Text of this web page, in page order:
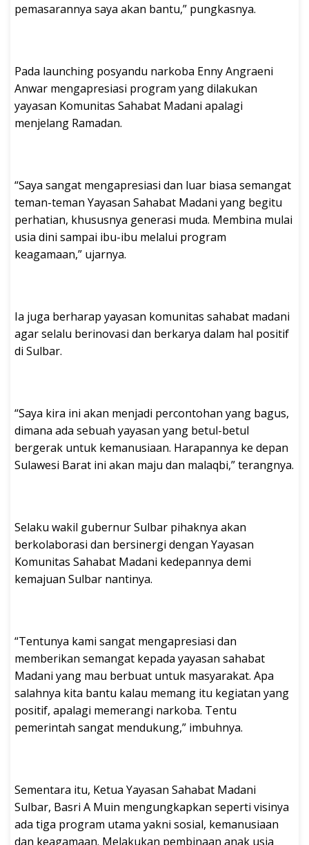
pemasarannya saya akan bantu,” pungkasnya.
Pada launching posyandu narkoba Enny Angraeni
Anwar mengapresiasi program yang dilakukan
yayasan Komunitas Sahabat Madani apalagi
menjelang Ramadan.
“Saya sangat mengapresiasi dan luar biasa semangat
teman-teman Yayasan Sahabat Madani yang begitu
perhatian, khususnya generasi muda. Membina mulai
usia dini sampai ibu-ibu melalui program
keagamaan,” ujarnya.
Ia juga berharap yayasan komunitas sahabat madani
agar selalu berinovasi dan berkarya dalam hal positif
di Sulbar.
“Saya kira ini akan menjadi percontohan yang bagus,
dimana ada sebuah yayasan yang betul-betul
bergerak untuk kemanusiaan. Harapannya ke depan
Sulawesi Barat ini akan maju dan malaqbi,” terangnya.
Selaku wakil gubernur Sulbar pihaknya akan
berkolaborasi dan bersinergi dengan Yayasan
Komunitas Sahabat Madani kedepannya demi
kemajuan Sulbar nantinya.
“Tentunya kami sangat mengapresiasi dan
memberikan semangat kepada yayasan sahabat
Madani yang mau berbuat untuk masyarakat. Apa
salahnya kita bantu kalau memang itu kegiatan yang
positif, apalagi memerangi narkoba. Tentu
pemerintah sangat mendukung,” imbuhnya.
Sementara itu, Ketua Yayasan Sahabat Madani
Sulbar, Basri A Muin mengungkapkan seperti visinya
ada tiga program utama yakni sosial, kemanusiaan
dan keagamaan. Melakukan pembinaan anak usia